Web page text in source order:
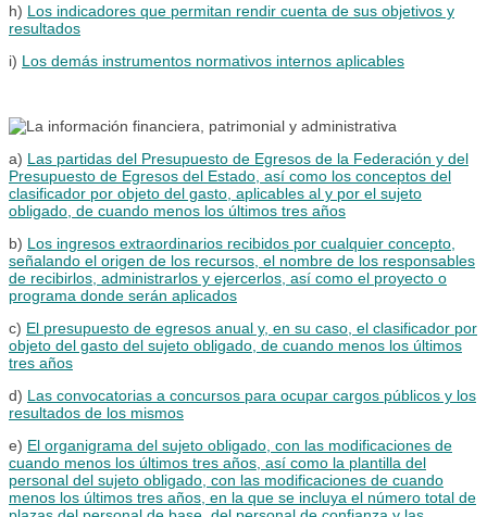
h) Los indicadores que permitan rendir cuenta de sus objetivos y
resultados
i) Los demás instrumentos normativos internos aplicables
a) Las partidas del Presupuesto de Egresos de la Federación y del
Presupuesto de Egresos del Estado, así como los conceptos del
clasificador por objeto del gasto, aplicables al y por el sujeto
obligado, de cuando menos los últimos tres años
b) Los ingresos extraordinarios recibidos por cualquier concepto,
señalando el origen de los recursos, el nombre de los responsables
de recibirlos, administrarlos y ejercerlos, así como el proyecto o
programa donde serán aplicados
c) El presupuesto de egresos anual y, en su caso, el clasificador por
objeto del gasto del sujeto obligado, de cuando menos los últimos
tres años
d) Las convocatorias a concursos para ocupar cargos públicos y los
resultados de los mismos
e) El organigrama del sujeto obligado, con las modificaciones de
cuando menos los últimos tres años, así como la plantilla del
personal del sujeto obligado, con las modificaciones de cuando
menos los últimos tres años, en la que se incluya el número total de